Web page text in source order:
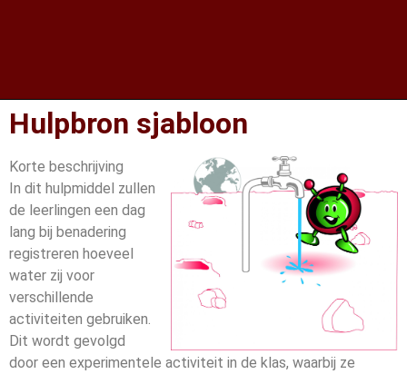
Hulpbron sjabloon
Korte beschrijving
In dit hulpmiddel zullen
de leerlingen een dag
lang bij benadering
registreren hoeveel
water zij voor
verschillende
activiteiten gebruiken.
Dit wordt gevolgd
door een experimentele activiteit in de klas, waarbij ze